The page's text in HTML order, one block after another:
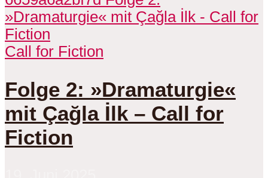
Call for Fiction
Folge 2: »Dramaturgie«
mit Çağla İlk – Call for
Fiction